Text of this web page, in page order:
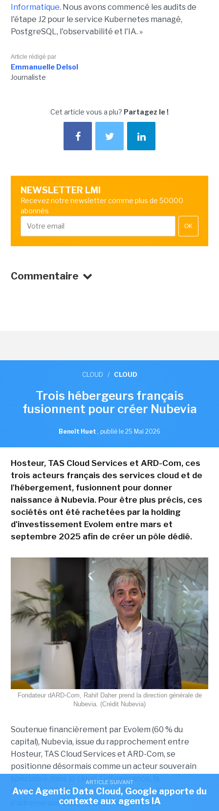
Informatique. Nous avons commencé les audits de
l'étape J2 pour le service Kubernetes managé,
PostgreSQL, l'observabilité et l'IA. »
Article rédigé par
Emmanuelle Delsol
Journaliste
Cet article vous a plu? Partagez le !
NEWSLETTER LMI
Recevez notre newsletter comme plus de 50000
abonnés
OK
Commentaire
CLOUD / CLOUD
Trois hébergeurs français
fusionnent pour créer Nubevia
Benoît Huet , publié le 25 Mai 2026
Hosteur, TAS Cloud Services et ARD-Com, ces
trois acteurs français des services cloud et de
l'hébergement, fusionnent pour donner
naissance à Nubevia. Pour être plus précis, ces
sociétés ont été rachetées par la holding
d'investissement Evolem entre mars et
septembre 2025 afin de créer un pôle dédié.
Fondateur dARD-Com, Rahif Daher prend la direction générale de
Nubevia. (Crédit Nubevia)
Soutenue financièrement par Evolem (60 % du
capital), Nubevia, issue du rapprochement entre
Hosteur, TAS Cloud Services et ARD-Com, se
positionne désormais comme un acteur souverain
spécialisé dans le cloud, l'infogérance, la
connectivité et la cybersécurité managée, et
s'adresse aux besoins des PME, ETI, des
ARTICLE SUIVANT
Avec Agentic Data Cloud, Google apporte du
contexte aux agents IA